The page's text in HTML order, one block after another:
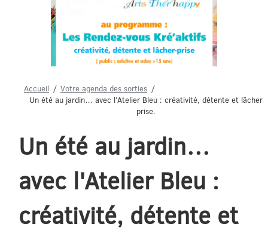
Accueil
Votre agenda des sorties
Un été au jardin… avec l'Atelier Bleu : créativité, détente et lâcher
prise.
Un été au jardin…
avec l'Atelier Bleu :
créativité, détente et